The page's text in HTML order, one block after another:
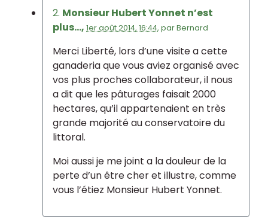
2. Monsieur Hubert Yonnet n’est
plus..., 1er août 2014, 16:44, parBernard
Merci Liberté, lors d’une visite a cette
ganaderia que vous aviez organisé avec
vos plus proches collaborateur, il nous
a dit que les pâturages faisait 2000
hectares, qu’il appartenaient en très
grande majorité au conservatoire du
littoral.
Moi aussi je me joint a la douleur de la
perte d’un être cher et illustre, comme
vous l’étiez Monsieur Hubert Yonnet.